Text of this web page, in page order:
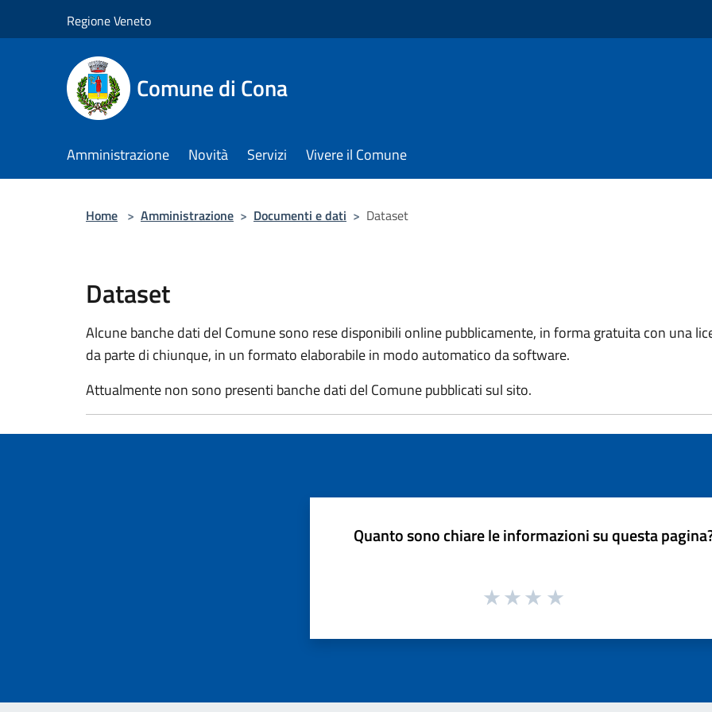
Regione Veneto
Comune di Cona
Amministrazione Novità Servizi Vivere il Comune
Home > Amministrazione > Documenti e dati > Dataset
Dataset
Alcune banche dati del Comune sono rese disponibili online pubblicamente, in forma gratuita con una
da parte di chiunque, in un formato elaborabile in modo automatico da software.
Attualmente non sono presenti banche dati del Comune pubblicati sul sito.
Quanto sono chiare le informazioni su questa